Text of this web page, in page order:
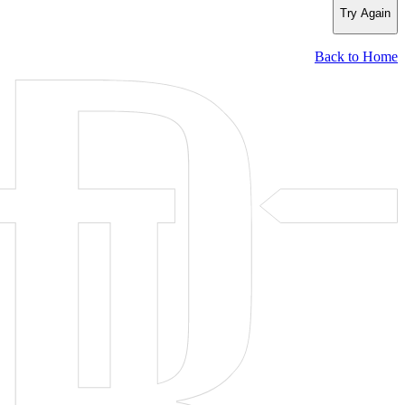
Try Again
Back to Home